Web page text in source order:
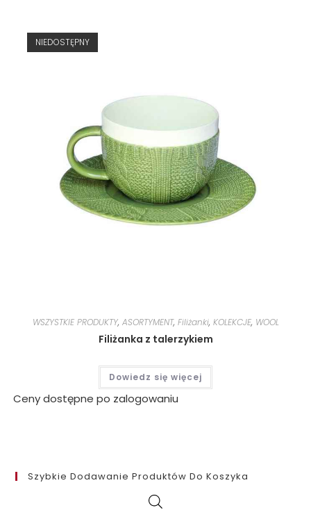
NIEDOSTĘPNY
WSZYSTKIE PRODUKTY, ASORTYMENT, Filiżanki, KOLEKCJE, WOOL
Filiżanka z talerzykiem
Dowiedz się więcej
Ceny dostępne po zalogowaniu
Szybkie Dodawanie Produktów Do Koszyka